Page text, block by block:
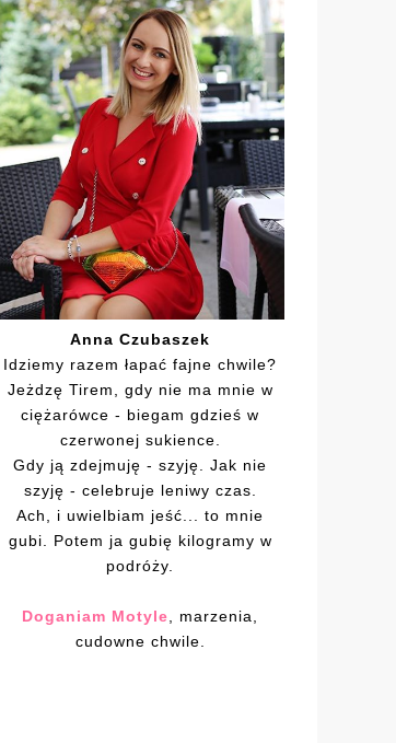
Anna Czubaszek
Idziemy razem łapać fajne chwile?
Jeżdzę Tirem, gdy nie ma mnie w
ciężarówce - biegam gdzieś w
czerwonej sukience.
Gdy ją zdejmuję - szyję. Jak nie
szyję - celebruje leniwy czas.
Ach, i uwielbiam jeść... to mnie
gubi. Potem ja gubię kilogramy w
podróży.
Doganiam Motyle , marzenia,
cudowne chwile.